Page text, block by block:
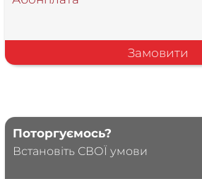
Замовити
Поторгуємось?
Встановіть СВОЇ умови